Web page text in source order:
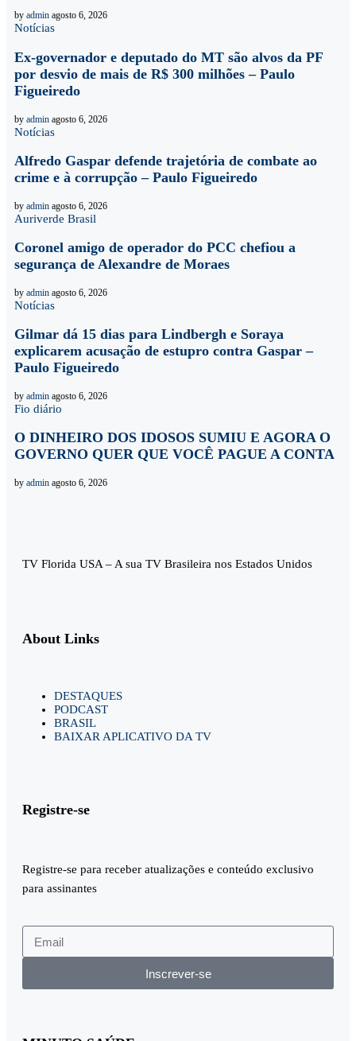
by admin agosto 6, 2026
Notícias
Ex-governador e deputado do MT são alvos da PF
por desvio de mais de R$ 300 milhões – Paulo
Figueiredo
by admin agosto 6, 2026
Notícias
Alfredo Gaspar defende trajetória de combate ao
crime e à corrupção – Paulo Figueiredo
by admin agosto 6, 2026
Auriverde Brasil
Coronel amigo de operador do PCC chefiou a
segurança de Alexandre de Moraes
by admin agosto 6, 2026
Notícias
Gilmar dá 15 dias para Lindbergh e Soraya
explicarem acusação de estupro contra Gaspar –
Paulo Figueiredo
by admin agosto 6, 2026
Fio diário
O DINHEIRO DOS IDOSOS SUMIU E AGORA O
GOVERNO QUER QUE VOCÊ PAGUE A CONTA
by admin agosto 6, 2026
TV Florida USA – A sua TV Brasileira nos Estados Unidos
About Links
DESTAQUES
PODCAST
BRASIL
BAIXAR APLICATIVO DA TV
Registre-se
Registre-se para receber atualizações e conteúdo exclusivo
para assinantes
Inscrever-se